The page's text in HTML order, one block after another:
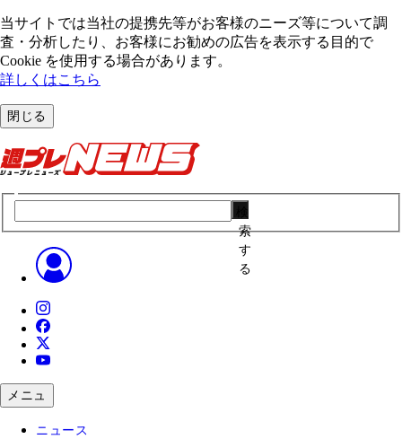
当サイトでは当社の提携先等がお客様のニーズ等について調
査・分析したり、お客様にお勧めの広告を表⽰する⽬的で
Cookie を使⽤する場合があります。
詳しくはこちら
閉じる
索
す
る
メニュ
ニュース